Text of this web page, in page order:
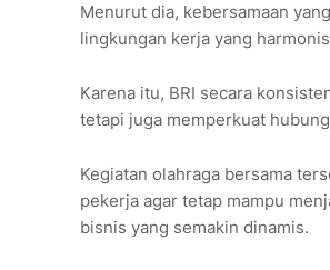
Menurut dia, kebersamaan
lingkungan kerja yang
Karena itu, BRI secara
tetapi juga memperkuat
Kegiatan olahraga bersama
pekerja agar tetap mampu
bisnis yang semakin dinamis.